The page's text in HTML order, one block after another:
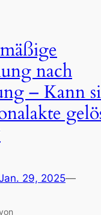
nach
– Kann
29, 2025—